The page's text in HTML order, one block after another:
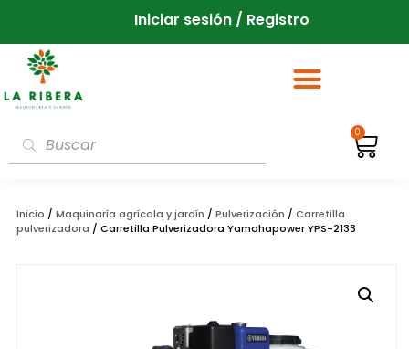
Iniciar sesión / Registro
0
Inicio / Maquinaría agrícola y jardín / Pulverización / Carretilla
pulverizadora / Carretilla Pulverizadora Yamahapower YPS-2133